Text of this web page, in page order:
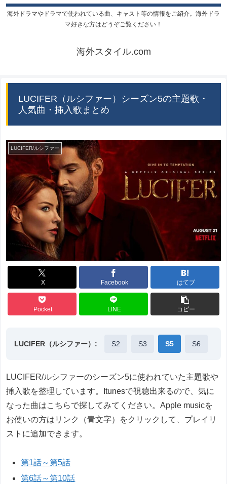
海外ドラマやドラマで使われている曲、キャスト等の情報をご紹介。海外ドラ
マ好きな方はどうぞご覧ください！
海外スタイル.com
LUCIFER（ルシファー）シーズン5の主題歌・
人気曲・挿入歌まとめ
LUCIFER/ルシファー
X Facebook はてブ
Pocket LINE コピー
LUCIFER（ルシファー）: S2 S3 S5 S6
LUCIFER/ルシファーのシーズン5に使われていた主題歌や
挿入歌を整理しています。Itunesで視聴出来るので、気に
なった曲はこちらで探してみてください。Apple musicを
お使いの方はリンク（青文字）をクリックして、プレイリ
ストに追加できます。
第1話～第5話
第6話～第10話